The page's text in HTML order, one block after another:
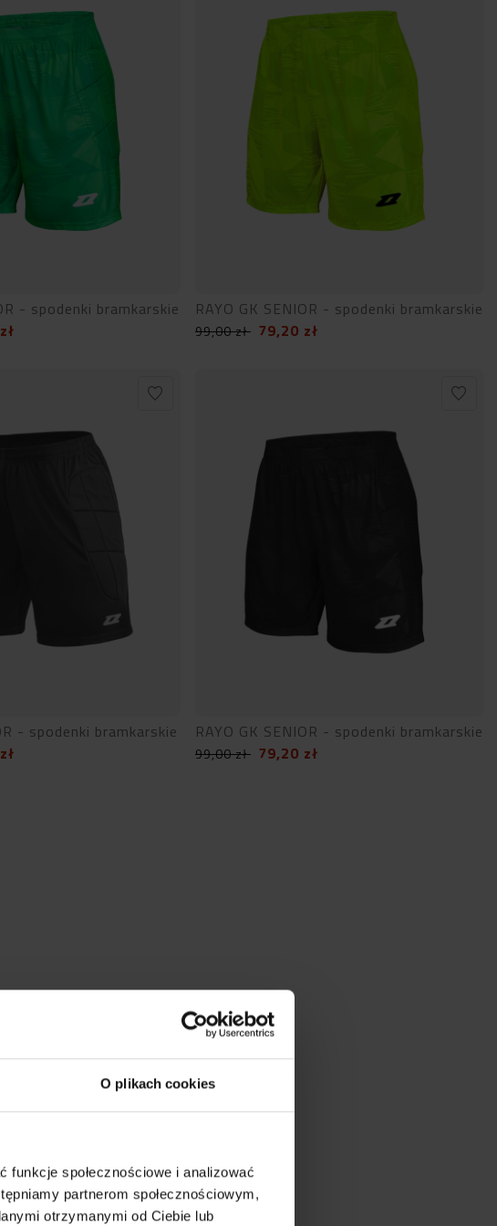
O plikach cookies
społecznościowe i analizować
partnerom społecznościowym,
otrzymanymi od Ciebie lub
- spodenki bramkarskie
zł
RAYO GK SENIOR - spodenki bramkarskie
99,00zł 79,20 zł
- spodenki bramkarskie
zł
RAYO GK SENIOR - spodenki bramkarskie
99,00zł 79,20 zł